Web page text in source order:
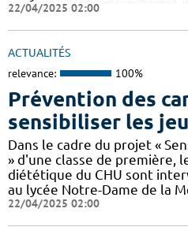
22/04/2025 02:00
ACTUALITÉS
relevance: 100%
Prévention des
sensibiliser les
Dans le cadre du projet «
» d'une classe de première,
diététique du CHU sont
au lycée Notre-Dame de la
22/04/2025 02:00